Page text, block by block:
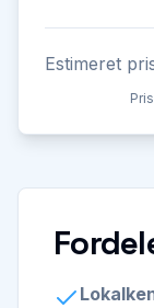
Estimeret